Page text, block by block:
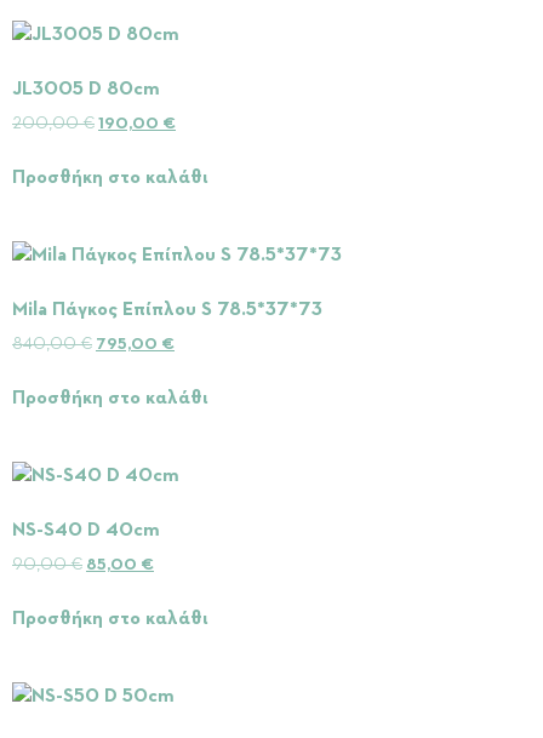
JL3005 D 80cm
200,00€ 190,00 €
Προσθήκη στο καλάθι
Mila Πάγκος Επίπλου S 78.5*37*73
840,00€ 795,00 €
Προσθήκη στο καλάθι
NS-S40 D 40cm
90,00€ 85,00 €
Προσθήκη στο καλάθι